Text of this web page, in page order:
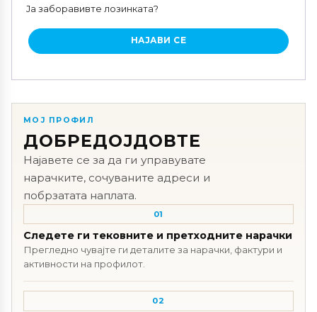
Ја заборавивте лозинката?
НАЈАВИ СЕ
МОЈ ПРОФИЛ
ДОБРЕДОЈДОВТЕ
Најавете се за да ги управувате
нарачките, сочуваните адреси и
побрзатата наплата.
01
Следете ги тековните и претходните нарачки
Прегледно чувајте ги деталите за нарачки, фактури и
активности на профилот.
02